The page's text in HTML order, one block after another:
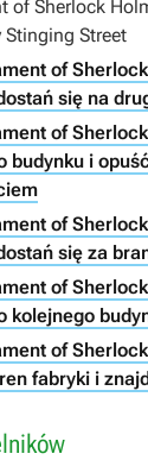
of Sherlock
Stinging Street
of
się na
of
budynku i
of
się za
of
kolejnego
of
fabryki i